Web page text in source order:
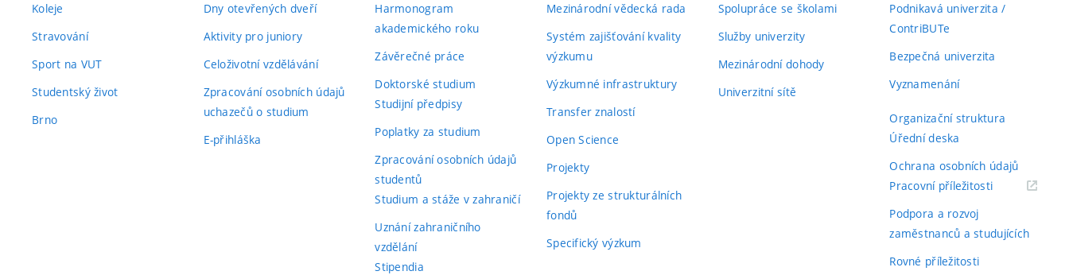
Koleje
Stravování
Sport na VUT
Studentský život
Brno
Dny otevřených dveří
Aktivity pro juniory
Celoživotní vzdělávání
Zpracování osobních údajů
uchazečů o studium
E-přihláška
Harmonogram
akademického roku
Závěrečné práce
Doktorské studium
Studijní předpisy
Poplatky za studium
Zpracování osobních údajů
studentů
Studium a stáže v zahraničí
Uznání zahraničního
vzdělání
Stipendia
Mezinárodní vědecká rada
Systém zajišťování kvality
výzkumu
Výzkumné infrastruktury
Transfer znalostí
Open Science
Projekty
Projekty ze strukturálních
fondů
Specifický výzkum
Spolupráce se školami
Služby univerzity
Mezinárodní dohody
Univerzitní sítě
Podnikavá univerzita /
ContriBUTe
Bezpečná univerzita
Vyznamenání
Organizační struktura
Úřední deska
Ochrana osobních údajů
Pracovní příležitosti(externí
Podpora a rozvoj
zaměstnanců a studujících
Rovné příležitosti